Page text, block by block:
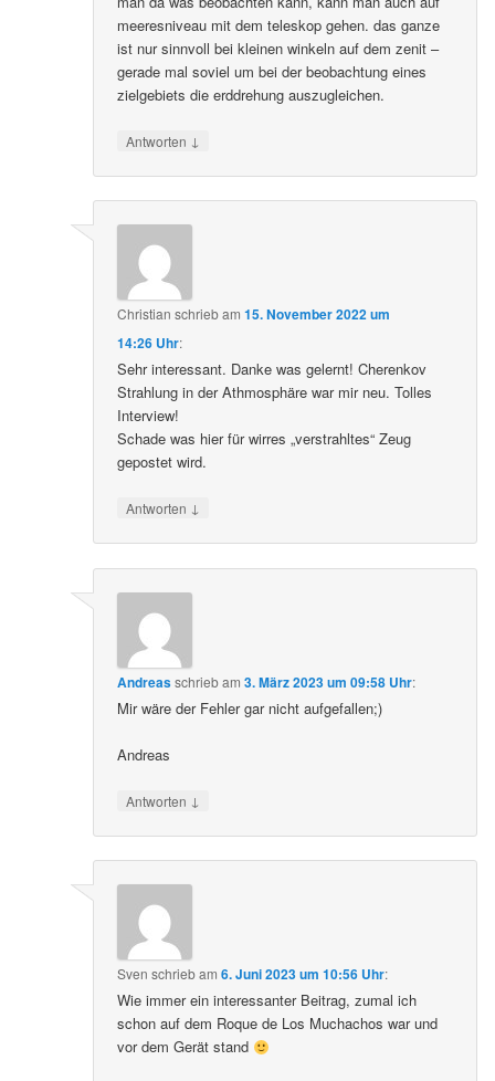
meeresniveau mit dem teleskop gehen. das ganze
ist nur sinnvoll bei kleinen winkeln auf dem zenit –
gerade mal soviel um bei der beobachtung eines
zielgebiets die erddrehung auszugleichen.
Antworten ↓
Christian schriebam15. November 2022 um
14:26 Uhr:
Sehr interessant. Danke was gelernt! Cherenkov
Strahlung in der Athmosphäre war mir neu. Tolles
Interview!
Schade was hier für wirres „verstrahltes“ Zeug
gepostet wird.
Antworten ↓
Andreasschriebam3. März 2023 um 09:58 Uhr:
Mir wäre der Fehler gar nicht aufgefallen;)
Andreas
Antworten ↓
Sven schriebam6. Juni 2023 um 10:56 Uhr:
Wie immer ein interessanter Beitrag, zumal ich
schon auf dem Roque de Los Muchachos war und
vor dem Gerät stand